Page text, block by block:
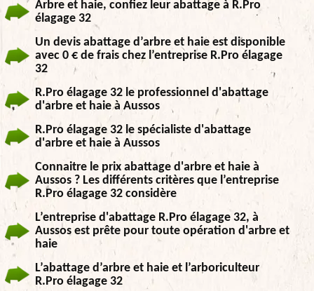
Arbre et haie, confiez leur abattage à R.Pro
élagage 32
Un devis abattage d’arbre et haie est disponible
avec 0 € de frais chez l’entreprise R.Pro élagage
32
R.Pro élagage 32 le professionnel d'abattage
d'arbre et haie à Aussos
R.Pro élagage 32 le spécialiste d'abattage
d'arbre et haie à Aussos
Connaitre le prix abattage d'arbre et haie à
Aussos ? Les différents critères que l’entreprise
R.Pro élagage 32 considère
L’entreprise d'abattage R.Pro élagage 32, à
Aussos est prête pour toute opération d'arbre et
haie
L’abattage d’arbre et haie et l’arboriculteur
R.Pro élagage 32